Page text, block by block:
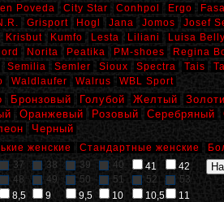
Poveda City Star Conhpol Ergo
Grisport Hogl Jana Jomos Josef
Krisbut Kumfo Lesta Liliani Luisa Belly
Norita Peatika PM-shoes Regina
Semilia Semler Sioux Spectra Tais
Waldlaufer Walrus WBL Sport
Бронзовый Голубой Желтый
Оранжевый Розовый Серебряный
Черный
женские Стандартные женские
37 38 39 40 41
42
48 49 50 51 52
53
8,5 9 9,5 10 10,5 11